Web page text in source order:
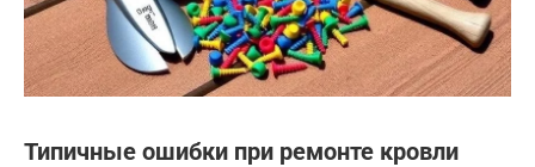
Типичные ошибки при ремонте кровли